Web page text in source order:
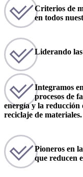
Criterios de
en todos
Liderando
Integramos
procesos de
energía y la
reciclaje de materiales.
Pioneros en
que reducen